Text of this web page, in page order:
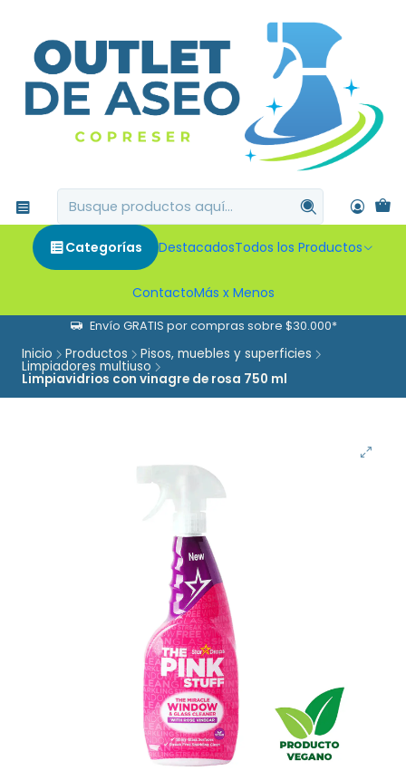
Categorías DestacadosTodos los Productos
ContactoMás x Menos
Envío GRATIS por compras sobre $30.000*
Inicio Productos Pisos, muebles y superficies
Limpiadores multiuso
Limpiavidrios con vinagre de rosa 750 ml